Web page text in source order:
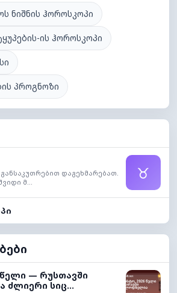
ნიშნის ჰოროსკოპი
ის ჰოროსკოპი
პროგნოზი
დაგეხმარებათ.
მ...
♉
წელი — რუსთავში
ძლიერი სიც...